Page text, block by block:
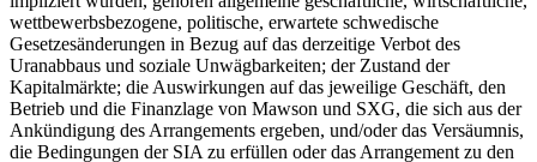
wettbewerbsbezogene, politische, erwartete schwedische
Gesetzesänderungen in Bezug auf das derzeitige Verbot des
Uranabbaus und soziale Unwägbarkeiten; der Zustand der
Kapitalmärkte; die Auswirkungen auf das jeweilige Geschäft, den
Betrieb und die Finanzlage von Mawson und SXG, die sich aus der
Ankündigung des Arrangements ergeben, und/oder das Versäumnis,
die Bedingungen der SIA zu erfüllen oder das Arrangement zu den